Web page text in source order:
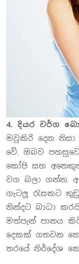
4. දියර වර්ග
මවුකිරි දෙන
වේ. ඔබව
කෝපි සහ
වග බලා ගන්න.
ගැටලු රැසකට
නින්දට බාධා
මත්පැන් පානය
දෙකක් ගතවන
තරයේ නිර්දේශ